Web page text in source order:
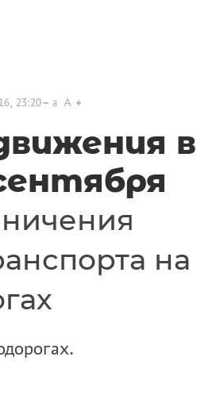
23:20 a A
в
на